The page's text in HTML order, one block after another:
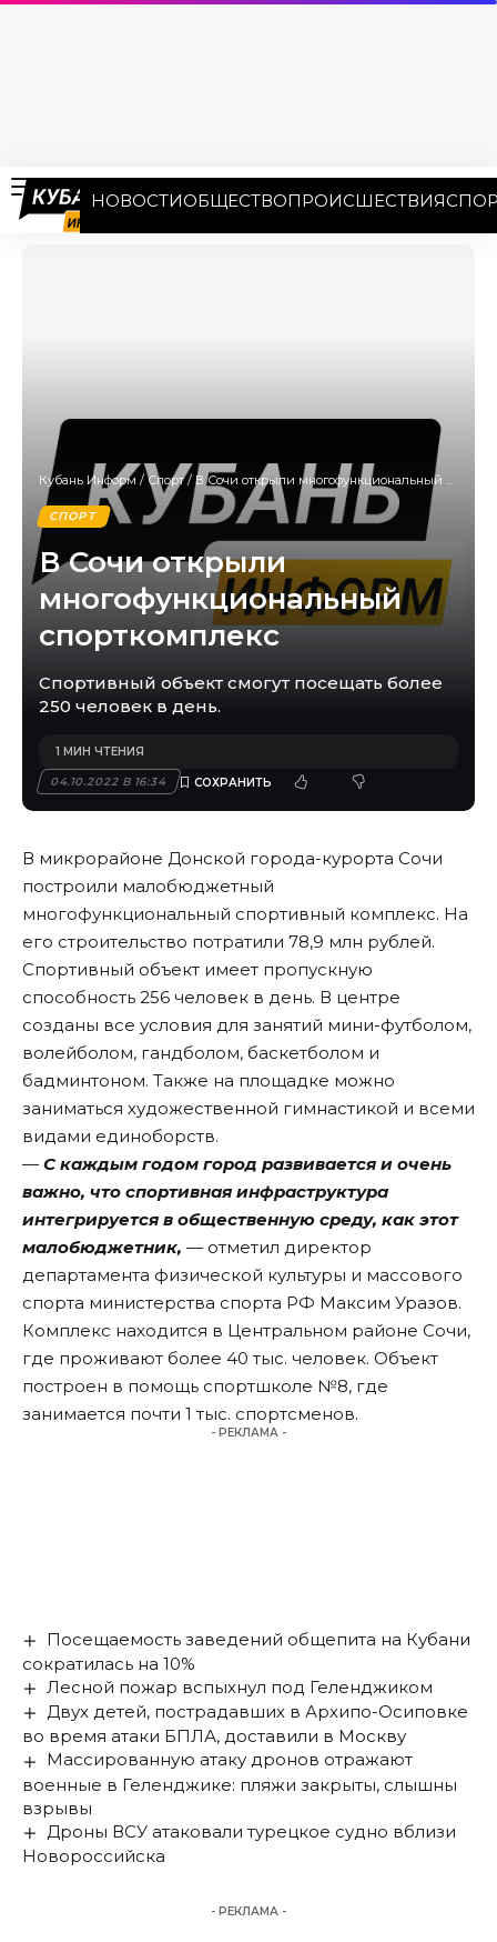
НОВОСТИОБЩЕСТВОПРОИСШЕСТВИЯ
Кубань Информ /Спорт/ В Сочи открыли многофункциональный спорткомплекс
СПОРТ
В Сочи открыли
многофункциональный
спорткомплекс
Спортивный объект смогут посещать более
250 человек в день.
04.10.2022 В 16:34
1 МИН ЧТЕНИЯ
В микрорайоне Донской города-курорта Сочи
построили малобюджетный
многофункциональный спортивный комплекс. На
его строительство потратили 78,9 млн рублей.
Спортивный объект имеет пропускную
способность 256 человек в день. В центре
созданы все условия для занятий мини-футболом,
волейболом, гандболом, баскетболом и
бадминтоном. Также на площадке можно
заниматься художественной гимнастикой и всеми
видами единоборств.
— С каждым годом город развивается и очень
важно, что спортивная инфраструктура
интегрируется в общественную среду, как этот
малобюджетник, — отметил директор
департамента физической культуры и массового
спорта министерства спорта РФ Максим Уразов.
Комплекс находится в Центральном районе Сочи,
где проживают более 40 тыс. человек. Объект
построен в помощь спортшколе №8, где
занимается почти 1 тыс. спортсменов.
- РЕКЛАМА -
Посещаемость заведений общепита на Кубани
сократилась на 10%
Лесной пожар вспыхнул под Геленджиком
Двух детей, пострадавших в Архипо-Осиповке
во время атаки БПЛА, доставили в Москву
Массированную атаку дронов отражают
военные в Геленджике: пляжи закрыты, слышны
взрывы
Дроны ВСУ атаковали турецкое судно вблизи
Новороссийска
- РЕКЛАМА -